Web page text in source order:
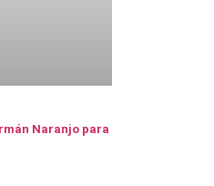
Naranjo para